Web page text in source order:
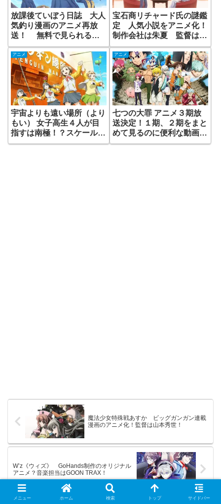
放課後ていぼう日誌 大人
気釣り漫画のアニメ再放
送！ 無料で見られる動
画配信はある？
宝石商リチャード氏の謎鑑
定 人気小説をアニメ化！
制作会社は朱夏 監督は岩
崎太郎さん
アニメ
宇宙よりも遠い場所（より
もい） 女子高生４人が目
指すは南極！？スケールの
大きいオリジナルアニメ！
アニメ
七つの大罪 アニメ３期放
送決定！１期、２期をまと
めて見るのに便利な動画配
信サイトは？
魔法少女特殊戦あすか ビッグガンガン連載
漫画のアニメ化！監督は山本秀世！
W’z《ウィズ》 GoHands制作のオリジナル
アニメ？音楽担当はGOON TRAX！
メニュー ホーム 検索 トップ サイドバー